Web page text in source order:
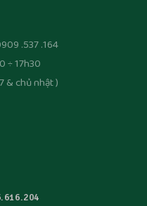
.537 .164
÷ 17h30
& chủ nhật )